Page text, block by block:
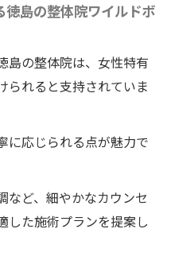
島の整体院ワイルドボ
島の整体院は、女性特有
られると支持されていま
に応じられる点が魅力で
など、細やかなカウンセ
した施術プランを提案し